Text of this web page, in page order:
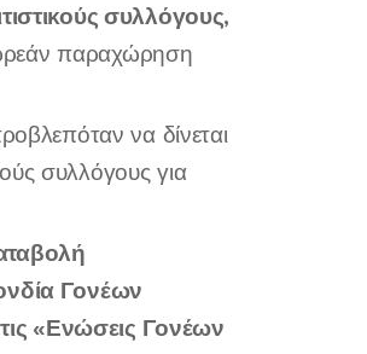
συλλόγους,
παραχώρηση
να δίνεται
συλλόγους για
Γονέων
«Ενώσεις Γονέων